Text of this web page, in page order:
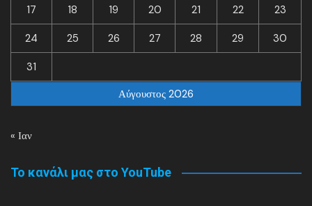
Αύγουστος 2026
17 18 19 20 21 22 23
24 25 26 27 28 29 30
31
« Ιαν
Το κανάλι μας στο YouTube